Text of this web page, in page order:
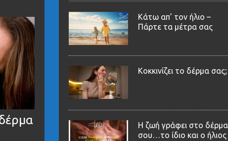
Κάτω απ’ τον ήλιο –
Πάρτε τα μέτρα σας
Κοκκινίζει το δέρμα σας;
Η ζωή γράφει στο δέρμα
σου…το ίδιο και ο ήλιος